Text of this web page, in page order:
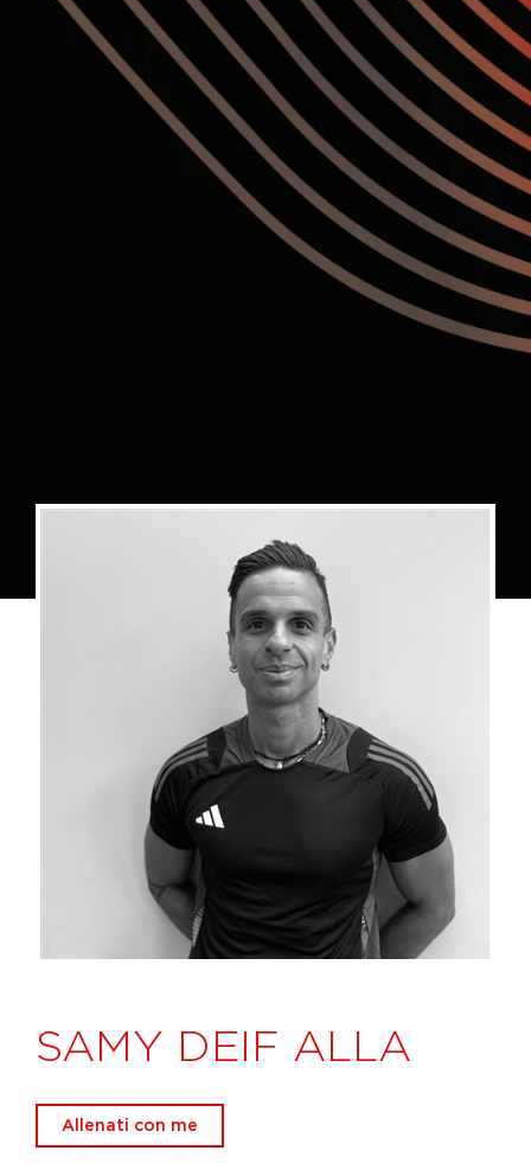
SAMY DEIF ALLA
Allenati con me